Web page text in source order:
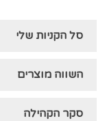
סל הקניות שלי
השווה מוצרים
סקר הקהילה